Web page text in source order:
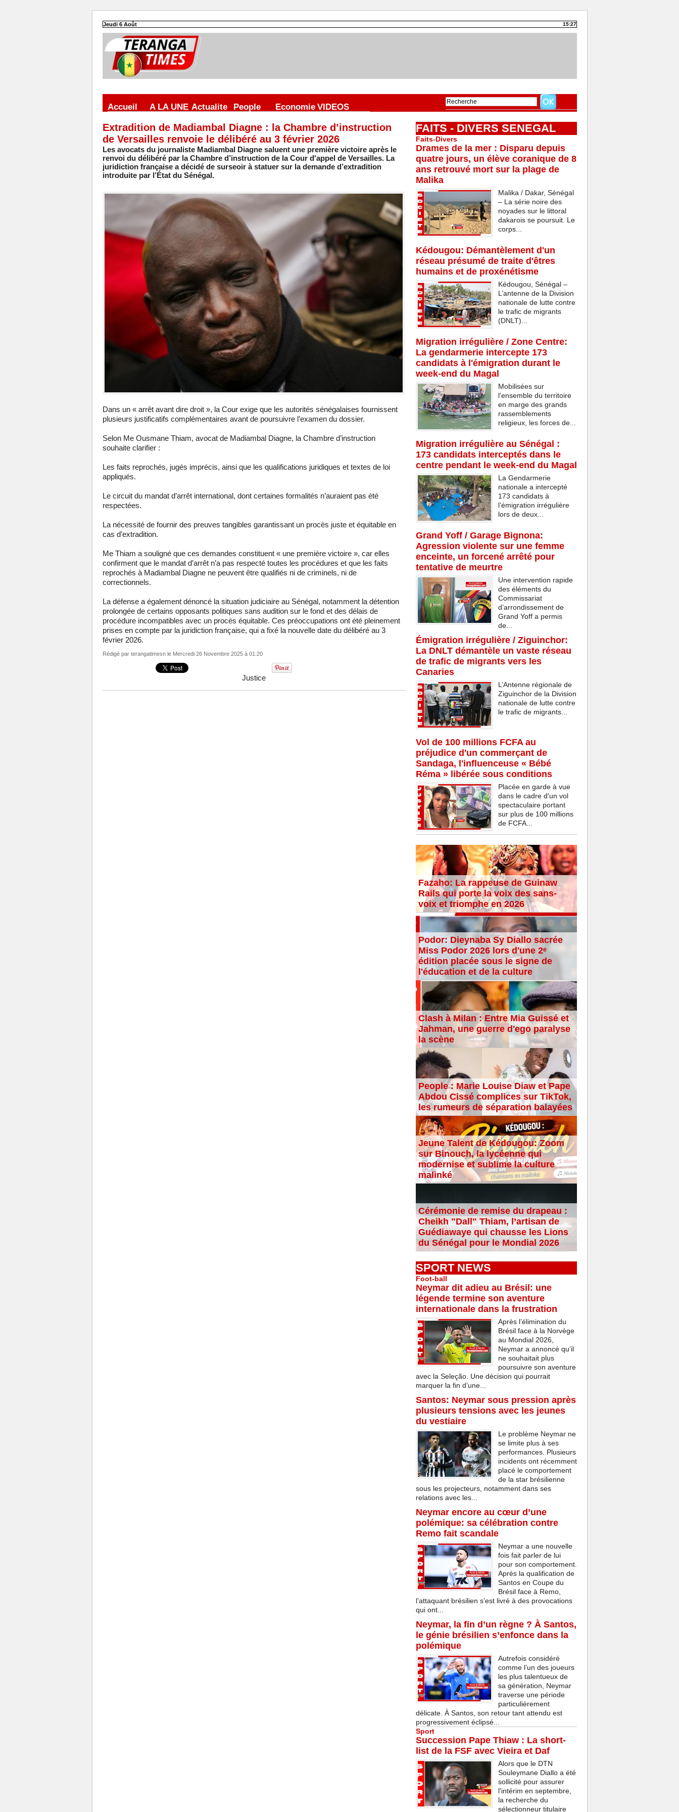
Jeudi 6 Août 15:27
Accueil A LA UNE Actualite People Economie VIDEOS
Extradition de Madiambal Diagne : la Chambre d’instruction
de Versailles renvoie le délibéré au 3 février 2026
Les avocats du journaliste Madiambal Diagne saluent une première victoire après le
renvoi du délibéré par la Chambre d’instruction de la Cour d'appel de Versailles. La
juridiction française a décidé de surseoir à statuer sur la demande d’extradition
introduite par l’État du Sénégal.
Dans un « arrêt avant dire droit », la Cour exige que les autorités sénégalaises fournissent
plusieurs justificatifs complémentaires avant de poursuivre l’examen du dossier.
Selon Me Ousmane Thiam, avocat de Madiambal Diagne, la Chambre d’instruction
souhaite clarifier :
Les faits reprochés, jugés imprécis, ainsi que les qualifications juridiques et textes de loi
appliqués.
Le circuit du mandat d’arrêt international, dont certaines formalités n’auraient pas été
respectées.
La nécessité de fournir des preuves tangibles garantissant un procès juste et équitable en
cas d’extradition.
Me Thiam a souligné que ces demandes constituent « une première victoire », car elles
confirment que le mandat d’arrêt n’a pas respecté toutes les procédures et que les faits
reprochés à Madiambal Diagne ne peuvent être qualifiés ni de criminels, ni de
correctionnels.
La défense a également dénoncé la situation judiciaire au Sénégal, notamment la détention
prolongée de certains opposants politiques sans audition sur le fond et des délais de
procédure incompatibles avec un procès équitable. Ces préoccupations ont été pleinement
prises en compte par la juridiction française, qui a fixé la nouvelle date du délibéré au 3
février 2026.
Rédigé par terangatimesnle Mercredi 26 Novembre 2025 à 01:20
Justice
FAITS - DIVERS SENEGAL
Faits-Divers
Drames de la mer : Disparu depuis
quatre jours, un élève coranique de 8
ans retrouvé mort sur la plage de
Malika
Malika / Dakar, Sénégal
– La série noire des
noyades sur le littoral
dakarois se poursuit. Le
corps...
Kédougou: Démantèlement d'un
réseau présumé de traite d'êtres
humains et de proxénétisme
Kédougou, Sénégal –
L’antenne de la Division
nationale de lutte contre
le trafic de migrants
(DNLT)...
Migration irrégulière / Zone Centre:
La gendarmerie intercepte 173
candidats à l'émigration durant le
week-end du Magal
Mobilisées sur
l'ensemble du territoire
en marge des grands
rassemblements
religieux, les forces de...
Migration irrégulière au Sénégal :
173 candidats interceptés dans le
centre pendant le week-end du Magal
La Gendarmerie
nationale a intercepté
173 candidats à
l’émigration irrégulière
lors de deux...
Grand Yoff / Garage Bignona:
Agression violente sur une femme
enceinte, un forcené arrêté pour
tentative de meurtre
Une intervention rapide
des éléments du
Commissariat
d’arrondissement de
Grand Yoff a permis
de...
Émigration irrégulière / Ziguinchor:
La DNLT démantèle un vaste réseau
de trafic de migrants vers les
Canaries
L’Antenne régionale de
Ziguinchor de la Division
nationale de lutte contre
le trafic de migrants...
Vol de 100 millions FCFA au
préjudice d'un commerçant de
Sandaga, l'influenceuse « Bébé
Réma » libérée sous conditions
Placée en garde à vue
dans le cadre d'un vol
spectaculaire portant
sur plus de 100 millions
de FCFA...
Fazaho: La rappeuse de Guinaw
Rails qui porte la voix des sans-
voix et triomphe en 2026
Podor: Dieynaba Sy Diallo sacrée
Miss Podor 2026 lors d'une 2ᵉ
édition placée sous le signe de
l'éducation et de la culture
Clash à Milan : Entre Mia Guissé et
Jahman, une guerre d'ego paralyse
la scène
People : Marie Louise Diaw et Pape
Abdou Cissé complices sur TikTok,
les rumeurs de séparation balayées
Jeune Talent de Kédougou: Zoom
sur Binouch, la lycéenne qui
modernise et sublime la culture
malinké
Cérémonie de remise du drapeau :
Cheikh "Dall" Thiam, l’artisan de
Guédiawaye qui chausse les Lions
du Sénégal pour le Mondial 2026
SPORT NEWS
Foot-ball
Neymar dit adieu au Brésil: une
légende termine son aventure
internationale dans la frustration
Après l’élimination du
Brésil face à la Norvège
au Mondial 2026,
Neymar a annoncé qu’il
ne souhaitait plus
poursuivre son aventure
avec la Seleção. Une décision qui pourrait
marquer la fin d’une...
Santos: Neymar sous pression après
plusieurs tensions avec les jeunes
du vestiaire
Le problème Neymar ne
se limite plus à ses
performances. Plusieurs
incidents ont récemment
placé le comportement
de la star brésilienne
sous les projecteurs, notamment dans ses
relations avec les...
Neymar encore au cœur d’une
polémique: sa célébration contre
Remo fait scandale
Neymar a une nouvelle
fois fait parler de lui
pour son comportement.
Après la qualification de
Santos en Coupe du
Brésil face à Remo,
l’attaquant brésilien s’est livré à des provocations
qui ont...
Neymar, la fin d’un règne ? À Santos,
le génie brésilien s’enfonce dans la
polémique
Autrefois considéré
comme l’un des joueurs
les plus talentueux de
sa génération, Neymar
traverse une période
particulièrement
délicate. À Santos, son retour tant attendu est
progressivement éclipsé...
Sport
Succession Pape Thiaw : La short-
list de la FSF avec Vieira et Daf
Alors que le DTN
Souleymane Diallo a été
sollicité pour assurer
l'intérim en septembre,
la recherche du
sélectionneur titulaire